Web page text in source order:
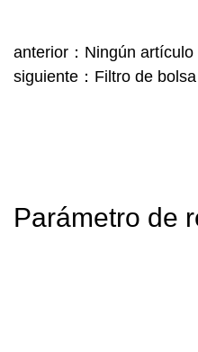
anterior：Ningún artículo
siguiente：Filtro de
Parámetro de